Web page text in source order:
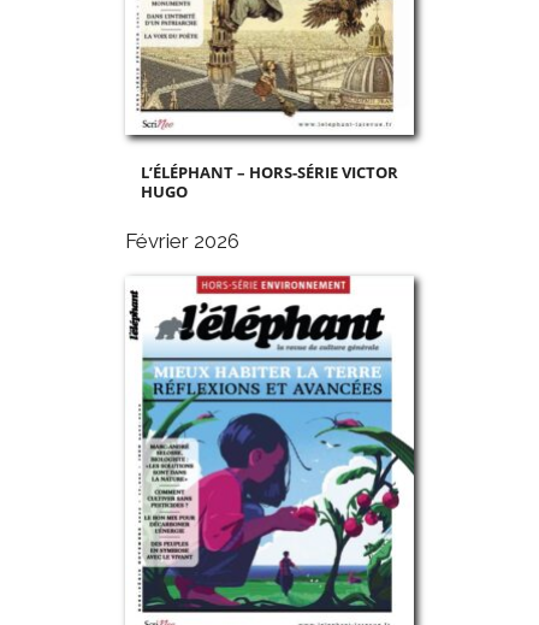
L’ÉLÉPHANT – HORS-SÉRIE VICTOR
HUGO
Février 2026